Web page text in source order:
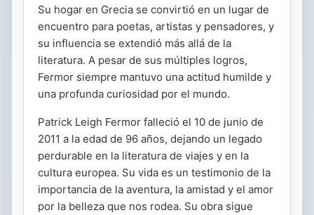
Su hogar en Grecia se convirtió en un lugar de
encuentro para poetas, artistas y pensadores, y
su influencia se extendió más allá de la
literatura. A pesar de sus múltiples logros,
Fermor siempre mantuvo una actitud humilde y
una profunda curiosidad por el mundo.
Patrick Leigh Fermor falleció el 10 de junio de
2011 a la edad de 96 años, dejando un legado
perdurable en la literatura de viajes y en la
cultura europea. Su vida es un testimonio de la
importancia de la aventura, la amistad y el amor
por la belleza que nos rodea. Su obra sigue